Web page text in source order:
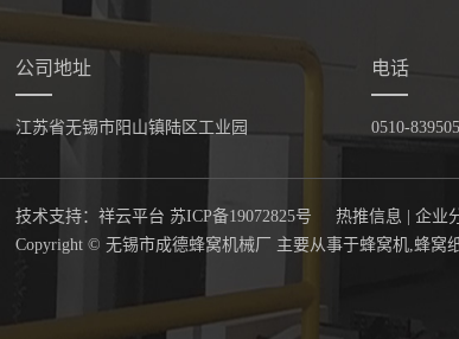
公司地址
江苏省无锡市阳山镇陆区工业园
电话
0510-
技术支持：祥云平台 苏ICP备19072825号 热推信息 |企业
Copyright © 无锡市成德蜂窝机械厂 主要从事于蜂窝机,蜂窝